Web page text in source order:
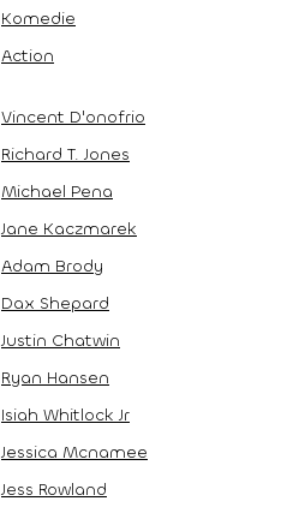
Komedie
Action
Vincent D'onofrio
Richard T. Jones
Michael Pena
Jane Kaczmarek
Adam Brody
Dax Shepard
Justin Chatwin
Ryan Hansen
Isiah Whitlock Jr
Jessica Mcnamee
Jess Rowland